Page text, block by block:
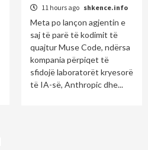
11 hours ago shkence.info
Meta po lançon agjentin e
saj të parë të kodimit të
quajtur Muse Code, ndërsa
kompania përpiqet të
sfidojë laboratorët kryesorë
të IA-së, Anthropic dhe...